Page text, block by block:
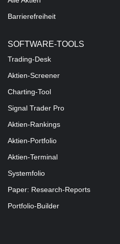
Barrierefreiheit
SOFTWARE-TOOLS
Trading-Desk
Aktien-Screener
Charting-Tool
Signal Trader Pro
Aktien-Rankings
Aktien-Portfolio
Aktien-Terminal
Systemfolio
Paper: Research-Reports
Portfolio-Builder